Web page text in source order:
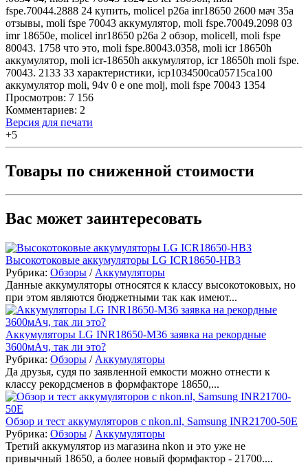
fspe.70044.2888 24 купить, molicel p26a inr18650 2600 мач 35a
отзывы, moli fspe 70043 аккумулятор, moli fspe.70049.2098 03
imr 18650e, molicel inr18650 p26a 2 обзор, molicell, moli fspe
80043. 1758 что это, moli fspe.80043.0358, moli icr 18650h
аккумулятор, moli icr-18650h аккумулятор, icr 18650h moli fspe.
70043. 2133 33 характеристики, icp1034500ca05715ca100
аккумулятор moli, 94v 0 e one molj, moli fspe 70043 1354
Просмотров: 7 156
Комментариев: 2
Версия для печати
+5
Товары по сниженной стоимости
Вас может заинтересовать
Высокотоковые аккумуляторы LG ICR18650-HB3
Рубрика: Обзоры / Аккумуляторы
Данные аккумуляторы относятся к классу высокотоковых, но
при этом являются бюджетными так как имеют...
Аккумуляторы LG INR18650-M36 заявка на рекордные
3600мАч, так ли это?
Рубрика: Обзоры / Аккумуляторы
Да друзья, судя по заявленной емкости можно отнести к
классу рекордсменов в формфакторе 18650,...
Обзор и тест аккумуляторов с nkon.nl, Samsung INR21700-50E
Рубрика: Обзоры / Аккумуляторы
Третий аккумулятор из магазина nkon и это уже не
привычный 18650, а более новый формфактор - 21700....